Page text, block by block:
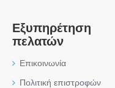
Εξυπηρέτηση
πελατών
Επικοινωνία
Πολιτική επιστροφών